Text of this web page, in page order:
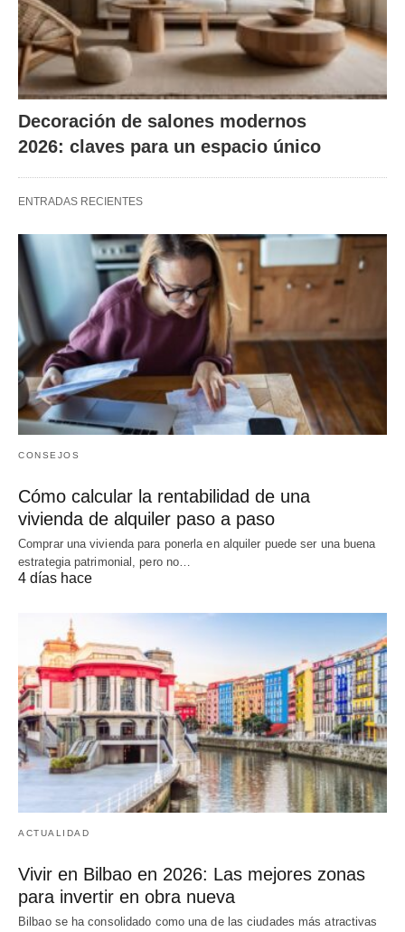
Decoración de salones modernos
2026: claves para un espacio único
ENTRADAS RECIENTES
CONSEJOS
Cómo calcular la rentabilidad de una
vivienda de alquiler paso a paso
Comprar una vivienda para ponerla en alquiler puede ser una buena
estrategia patrimonial, pero no…
4 días hace
ACTUALIDAD
Vivir en Bilbao en 2026: Las mejores zonas
para invertir en obra nueva
Bilbao se ha consolidado como una de las ciudades más atractivas